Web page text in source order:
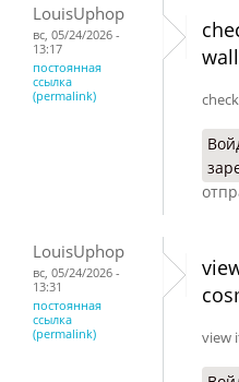
LouisUphop
вс, 05/24/2026 -
13:17
постоянная
ссылка
(permalink)
LouisUphop
вс, 05/24/2026 -
13:31
постоянная
ссылка
(permalink)
view